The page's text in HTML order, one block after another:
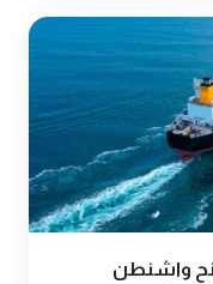
واشنطن